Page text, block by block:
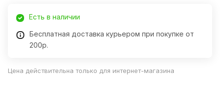
Есть в наличии
Бесплатная доставка курьером при покупке от
200р.
Цена действительна только для интернет-магазина